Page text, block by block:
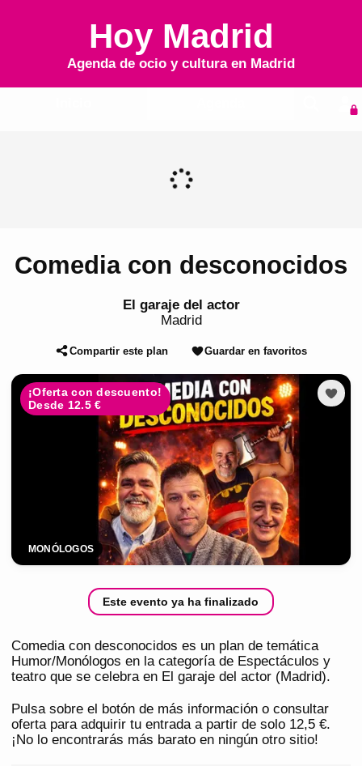
Hoy Madrid
Agenda de ocio y cultura en Madrid
Comedia con desconocidos
El garaje del actor
Madrid
Compartir este plan Guardar en favoritos
¡Oferta con descuento!
Desde 12.5 €
MONÓLOGOS
Este evento ya ha finalizado
Comedia con desconocidos es un plan de temática
Humor/Monólogos en la categoría de Espectáculos y
teatro que se celebra en El garaje del actor (Madrid).
Pulsa sobre el botón de más información o consultar
oferta para adquirir tu entrada a partir de solo 12,5 €.
¡No lo encontrarás más barato en ningún otro sitio!